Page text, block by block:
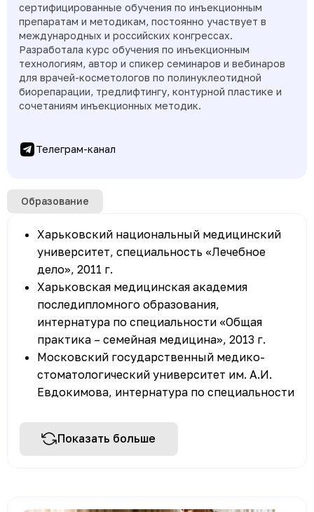
сертифицированные обучения по инъекционным
препаратам и методикам, постоянно участвует в
международных и российских конгрессах.
Разработала курс обучения по инъекционным
технологиям, автор и спикер семинаров и вебинаров
для врачей-косметологов по полинуклеотидной
биорепарации, тредлифтингу, контурной пластике и
сочетаниям инъекционных методик.
Телеграм-канал
Образование
Харьковский национальный медицинский
университет, специальность «Лечебное
дело», 2011 г.
Харьковская медицинская академия
последипломного образования,
интернатура по специальности «Общая
практика – семейная медицина», 2013 г.
Московский государственный медико-
стоматологический университет им. А.И.
Евдокимова, интернатура по специальности
дополнительного профессионального
Показать больше